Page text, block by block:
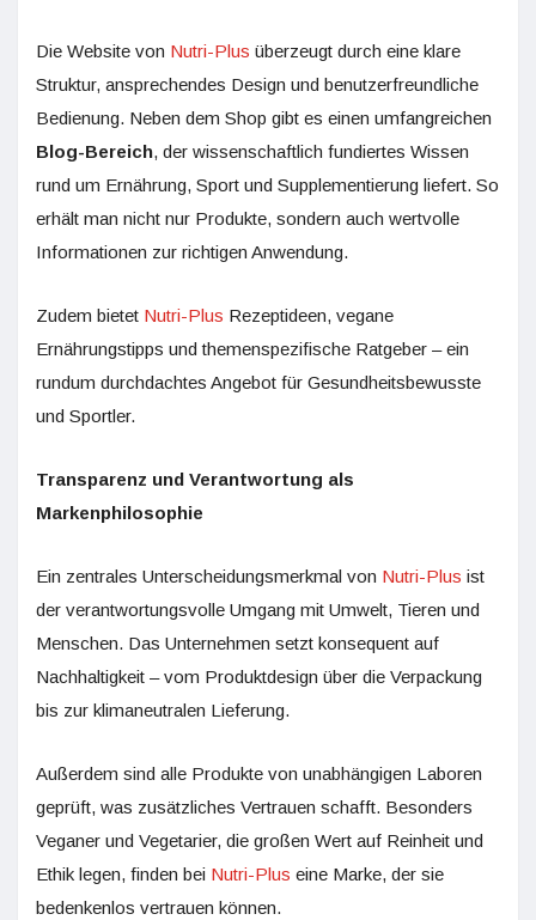
Die Website von Nutri-Plus überzeugt durch eine klare
Struktur, ansprechendes Design und benutzerfreundliche
Bedienung. Neben dem Shop gibt es einen umfangreichen
Blog-Bereich, der wissenschaftlich fundiertes Wissen
rund um Ernährung, Sport und Supplementierung liefert. So
erhält man nicht nur Produkte, sondern auch wertvolle
Informationen zur richtigen Anwendung.
Zudem bietet Nutri-Plus Rezeptideen, vegane
Ernährungstipps und themenspezifische Ratgeber – ein
rundum durchdachtes Angebot für Gesundheitsbewusste
und Sportler.
Transparenz und Verantwortung als
Markenphilosophie
Ein zentrales Unterscheidungsmerkmal von Nutri-Plus ist
der verantwortungsvolle Umgang mit Umwelt, Tieren und
Menschen. Das Unternehmen setzt konsequent auf
Nachhaltigkeit – vom Produktdesign über die Verpackung
bis zur klimaneutralen Lieferung.
Außerdem sind alle Produkte von unabhängigen Laboren
geprüft, was zusätzliches Vertrauen schafft. Besonders
Veganer und Vegetarier, die großen Wert auf Reinheit und
Ethik legen, finden bei Nutri-Plus eine Marke, der sie
bedenkenlos vertrauen können.